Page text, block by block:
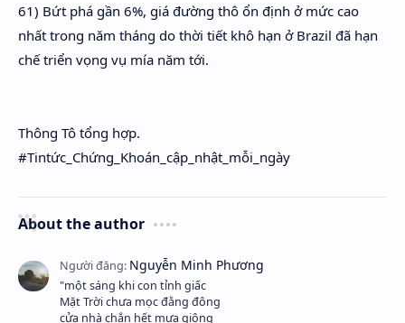
61) Bứt phá gần 6%, giá đường thô ổn định ở mức cao
nhất trong năm tháng do thời tiết khô hạn ở Brazil đã hạn
chế triển vọng vụ mía năm tới.
Thông Tô tổng hợp.
#Tintức_Chứng_Khoán_cập_nhật_mỗi_ngày
About the author
"một sáng khi con tỉnh giấc
Mặt Trời chưa mọc đằng đông
cửa nhà chắn hết mưa giông